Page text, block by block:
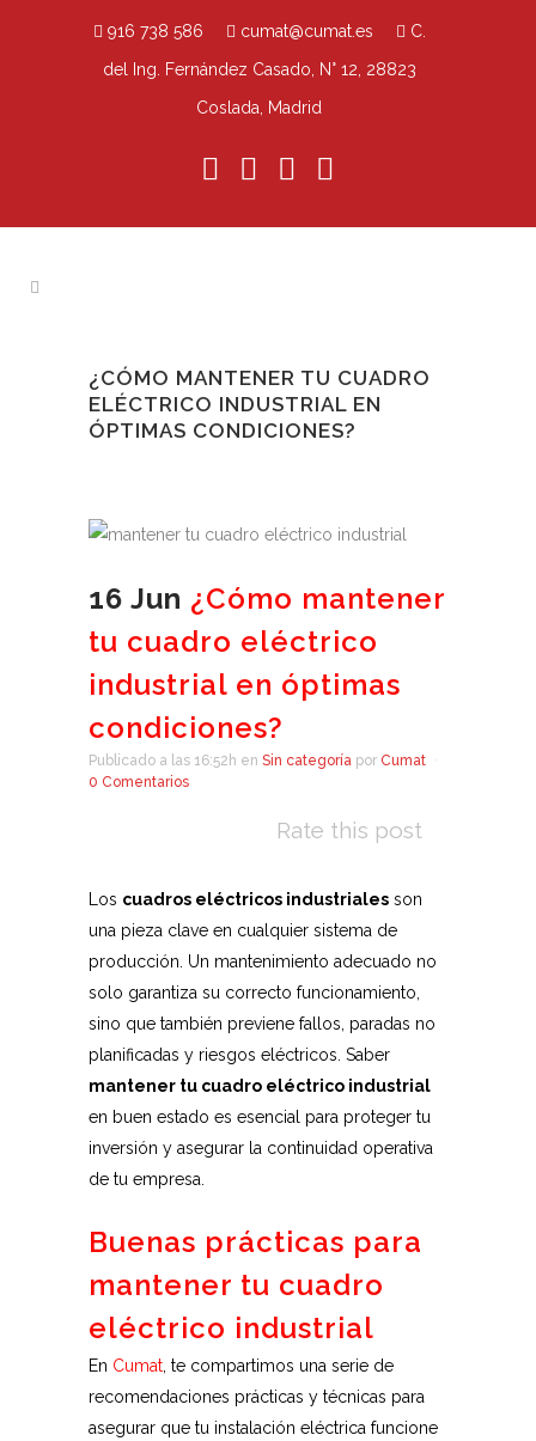
916 738 586 cumat@cumat.es
C.
del Ing. Fernández Casado, N° 12, 28823
Coslada, Madrid
¿CÓMO MANTENER TU CUADRO
ELÉCTRICO INDUSTRIAL EN
ÓPTIMAS CONDICIONES?
16 Jun ¿Cómo mantener
tu cuadro eléctrico
industrial en óptimas
condiciones?
Publicado a las 16:52h en Sin categoría por Cumat
0 Comentarios
Rate this post
Los cuadros eléctricos industriales son
una pieza clave en cualquier sistema de
producción. Un mantenimiento adecuado no
solo garantiza su correcto funcionamiento,
sino que también previene fallos, paradas no
planificadas y riesgos eléctricos. Saber
mantener tu cuadro eléctrico industrial
en buen estado es esencial para proteger tu
inversión y asegurar la continuidad operativa
de tu empresa.
Buenas prácticas para
mantener tu cuadro
eléctrico industrial
En Cumat , te compartimos una serie de
recomendaciones prácticas y técnicas para
asegurar que tu instalación eléctrica funcione